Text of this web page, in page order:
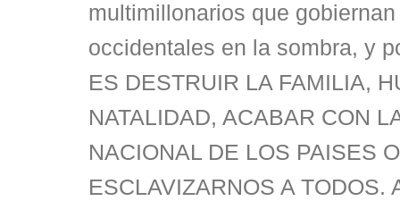
multimillonarios que
occidentales en la sombra, y
ES DESTRUIR LA FAMILIA,
NATALIDAD, ACABAR CON
NACIONAL DE LOS PAISES
ESCLAVIZARNOS A TODOS.